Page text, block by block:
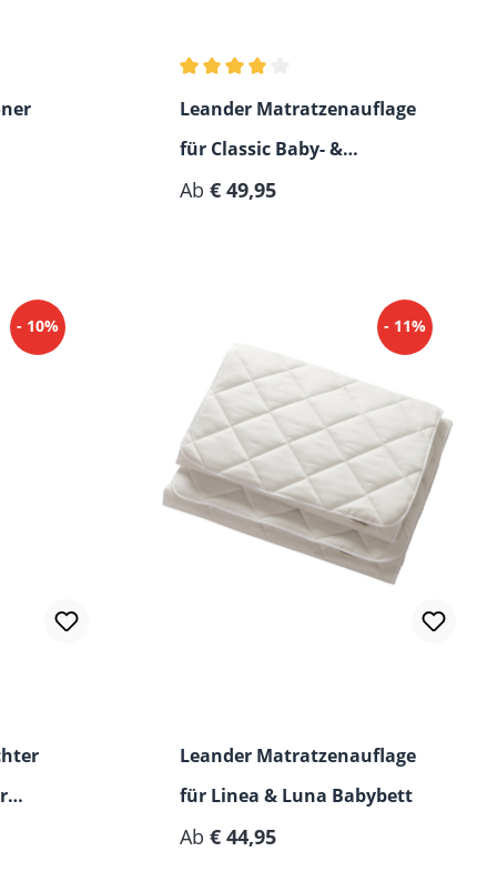
Leander Matratzenauflage
für Classic Baby- &
Juniorbett
Regulärer Preis:
Ab € 49,95
- 10% - 11%
Leander Matratzenauflage
für Linea & Luna Babybett
Regulärer Preis:
Ab € 44,95